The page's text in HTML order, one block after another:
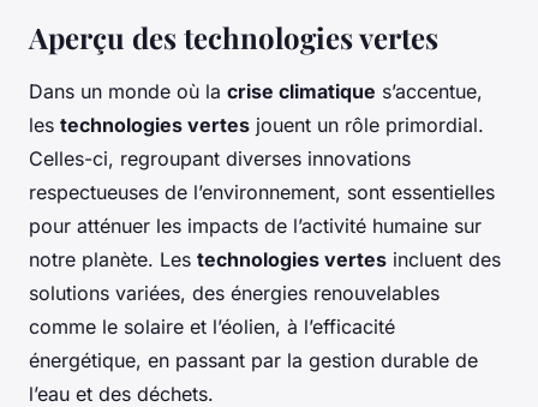
Aperçu des technologies vertes
Dans un monde où la crise climatique s’accentue,
les technologies vertes jouent un rôle primordial.
Celles-ci, regroupant diverses innovations
respectueuses de l’environnement, sont essentielles
pour atténuer les impacts de l’activité humaine sur
notre planète. Les technologies vertes incluent des
solutions variées, des énergies renouvelables
comme le solaire et l’éolien, à l’efficacité
énergétique, en passant par la gestion durable de
l’eau et des déchets.